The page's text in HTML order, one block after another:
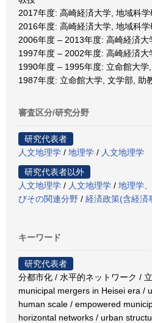
2017年度: 高崎経済大学, 地域科
2016年度: 高崎経済大学, 地域科
2006年度 – 2013年度: 高崎経済
1997年度 – 2002年度: 高崎経済
1990年度 – 1995年度: 立命館大学
1987年度: 立命館大学, 文学部, 助
審査区分/研究分野
研究代表者
人文地理学 / 地理学 / 人文地理学
研究代表者以外
人文地理学 / 人文地理学 / 地理学
びその関連分野 / 経済政策(含経済
キーワード
研究代表者
分都市化 / 水平的ネットワーク /
municipal mergers in Heisei era /
human scale / empowered
horizontal networks / urban